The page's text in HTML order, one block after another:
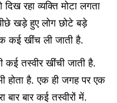
रहा व्यक्ति मोटा लगता
खड़े हुए लोग छोटे बड़े
कई खींच ली जाती है.
तस्वीर खींची जाती है.
होता है. एक ही जगह पर एक
बार बार कई तस्वीरों में.